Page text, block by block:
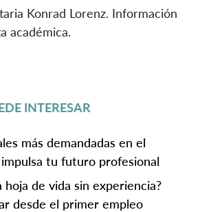
Konrad Lorenz. Información
académica.
INTERESAR
más demandadas en el
tu futuro profesional
hoja de vida sin experiencia?
desde el primer empleo